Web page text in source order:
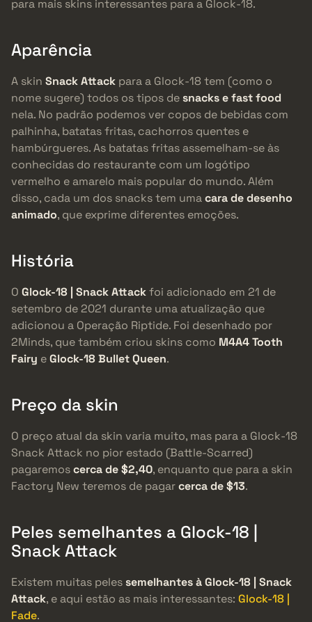
para mais skins interessantes para a Glock-18.
Aparência
A skin Snack Attack para a Glock-18 tem (como o
nome sugere) todos os tipos de snacks e fast food
nela. No padrão podemos ver copos de bebidas com
palhinha, batatas fritas, cachorros quentes e
hambúrgueres. As batatas fritas assemelham-se às
conhecidas do restaurante com um logótipo
vermelho e amarelo mais popular do mundo. Além
disso, cada um dos snacks tem umacara de desenho
animado, que exprime diferentes emoções.
História
O Glock-18 | Snack Attackfoi adicionado em 21 de
setembro de 2021 durante uma atualização que
adicionou a Operação Riptide. Foi desenhado por
2Minds, que também criou skins como M4A4 Tooth
Fairy eGlock-18 Bullet Queen.
Preço da skin
O preço atual da skin varia muito, mas para a Glock-18
Snack Attack no pior estado (Battle-Scarred)
pagaremoscerca de $2,40, enquanto que para a skin
Factory New teremos de pagarcerca de $13.
Peles semelhantes a Glock-18 |
Snack Attack
Existem muitas peles semelhantes à Glock-18 | Snack
Attack, e aqui estão as mais interessantes: Glock-18 |
Fade.